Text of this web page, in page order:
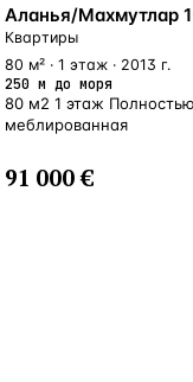
У МОРЯ
Аланья/Махмутлар
Квартиры
80 м² · 1 этаж · 2013 г.
250 м до моря
80 м2 1 этаж Полностью
меблированная
91 000 €